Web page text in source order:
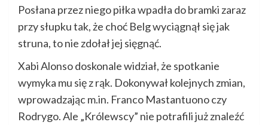
Posłana przez niego piłka wpadła do bramki zaraz
przy słupku tak, że choć Belg wyciągnął się jak
struna, to nie zdołał jej sięgnąć.
Xabi Alonso doskonale widział, że spotkanie
wymyka mu się z rąk. Dokonywał kolejnych zmian,
wprowadzając m.in. Franco Mastantuono czy
Rodrygo. Ale „Królewscy” nie potrafili już znaleźć